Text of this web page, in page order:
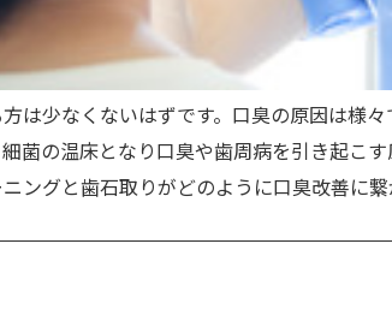
は少なくないはずです。口臭の原因は様
菌の温床となり口臭や歯周病を引き起こす
ングと歯石取りがどのように口臭改善に